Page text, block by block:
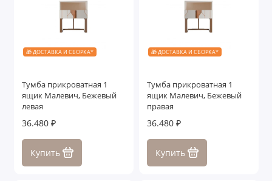
🎁 ДОСТАВКА И СБОРКА*
Тумба прикроватная 1
ящик Малевич, Бежевый
левая
36.480 ₽
Купить
🎁 ДОСТАВКА И СБОРКА*
Тумба прикроватная 1
ящик Малевич, Бежевый
правая
36.480 ₽
Купить